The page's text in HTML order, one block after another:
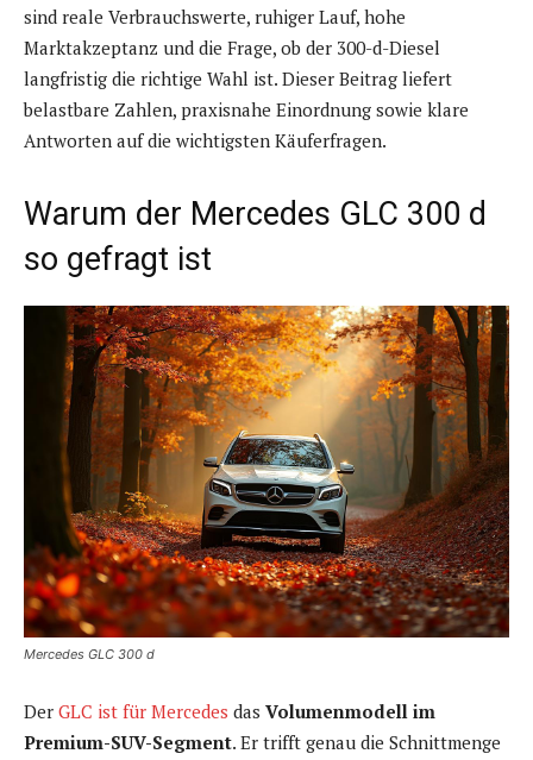
sind reale Verbrauchswerte, ruhiger Lauf, hohe
Marktakzeptanz und die Frage, ob der 300-d-Diesel
langfristig die richtige Wahl ist. Dieser Beitrag liefert
belastbare Zahlen, praxisnahe Einordnung sowie klare
Antworten auf die wichtigsten Käuferfragen.
Warum der Mercedes GLC 300 d
so gefragt ist
Mercedes GLC 300 d
Der GLC ist für Mercedes das Volumenmodell im
Premium-SUV-Segment. Er trifft genau die Schnittmenge